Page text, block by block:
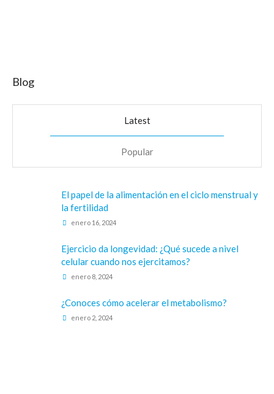
Blog
Latest
Popular
El papel de la alimentación en el ciclo menstrual y
la fertilidad
enero 16, 2024
Ejercicio da longevidad: ¿Qué sucede a nivel
celular cuando nos ejercitamos?
enero 8, 2024
¿Conoces cómo acelerar el metabolismo?
enero 2, 2024